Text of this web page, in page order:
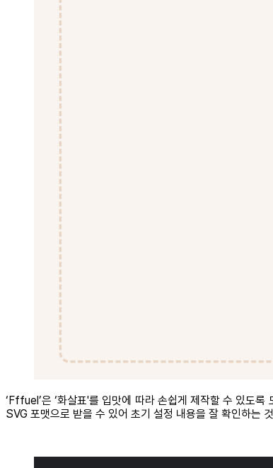
‘Fffuel’은 ‘화살표'를 입맛에 따라 손쉽게 제작할 수 있도
SVG 포맷으로 받을 수 있어 초기 설정 내용을 잘 확인하는